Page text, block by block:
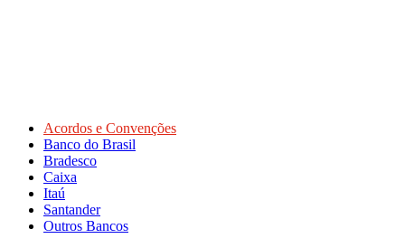
Acordos e Convenções
Banco do Brasil
Bradesco
Caixa
Itaú
Santander
Outros Bancos